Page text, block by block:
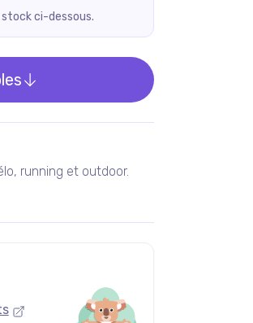
ci-dessous.
running et outdoor.